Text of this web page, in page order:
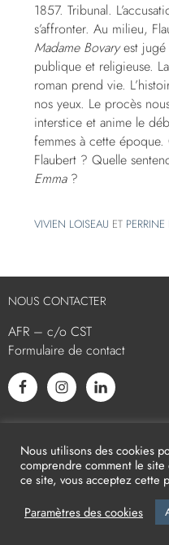
1857. Tribunal.
s’affronter. Au milieu,
Madame Bovaryest
publique et religieuse.
roman prend vie.
nos yeux. Le procès
interstice et anime le
femmes à cette
Flaubert ? Quelle
Emma ?
VIVIEN LOISEAU ET PERRINE
NOUS CONTACTER
AFR – c/o CST
Formulaire de contact
Nous utilisons des cookies
comprendre comment le
ce site, vous acceptez cette
Paramètres des cookies